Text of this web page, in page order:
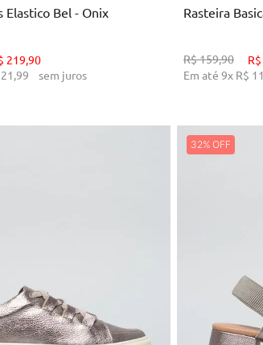
Elastico Bel - Onix
219,90
21 ,99 sem juros
Rasteira
R$159,90 R$
Em até 9x R$ 11
32%